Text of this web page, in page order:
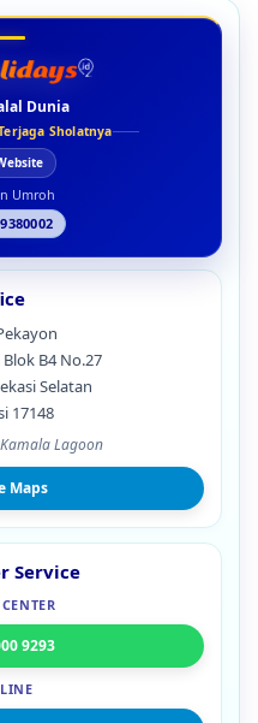
Dunia
Sholatnya
Umroh
B4 No.27
Selatan
17148
Lagoon
Maps
Service
9293